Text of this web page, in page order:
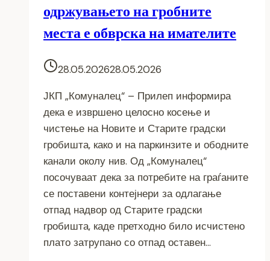
одржувањето на гробните
места е обврска на имателите
28.05.202628.05.2026
ЈКП „Комуналец“ – Прилеп информира
дека е извршено целосно косење и
чистење на Новите и Старите градски
гробишта, како и на паркинзите и ободните
канали околу нив. Од „Комуналец“
посочуваат дека за потребите на граѓаните
се поставени контејнери за одлагање
отпад надвор од Старите градски
гробишта, каде претходно било исчистено
плато затрупано со отпад оставен…